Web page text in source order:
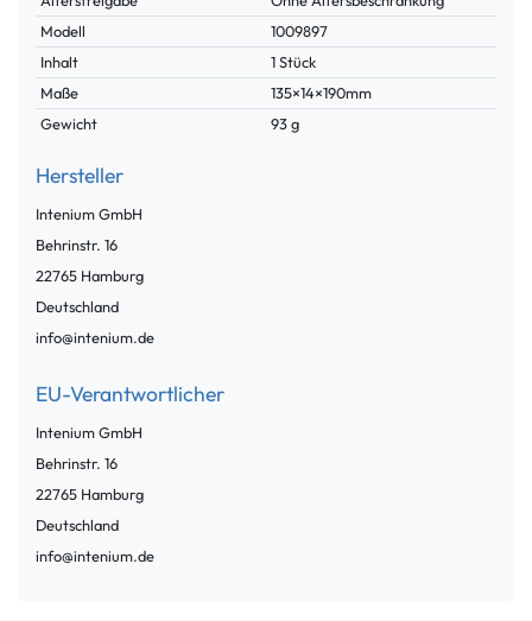
Modell
1009897
Inhalt
1 Stück
Maße
135×14×190mm
Gewicht
93 g
Hersteller
Intenium GmbH
Behrinstr. 16
22765 Hamburg
Deutschland
info@intenium.de
EU-Verantwortlicher
Intenium GmbH
Behrinstr. 16
22765 Hamburg
Deutschland
info@intenium.de